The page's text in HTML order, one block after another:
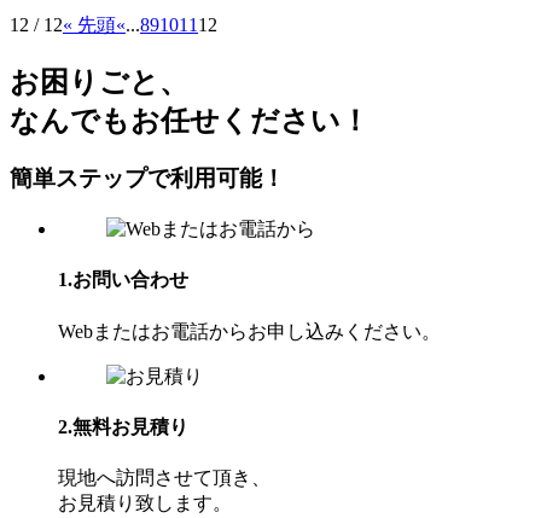
12 / 12« 先頭«...891011 12
お困り ごと、
なんでもお任せください！
簡単ステップで利⽤可能！
1.お問い合わせ
Webまたはお電話からお申し込みください。
2.無料お見積り
現地へ訪問させて頂き、
お⾒積り致します。